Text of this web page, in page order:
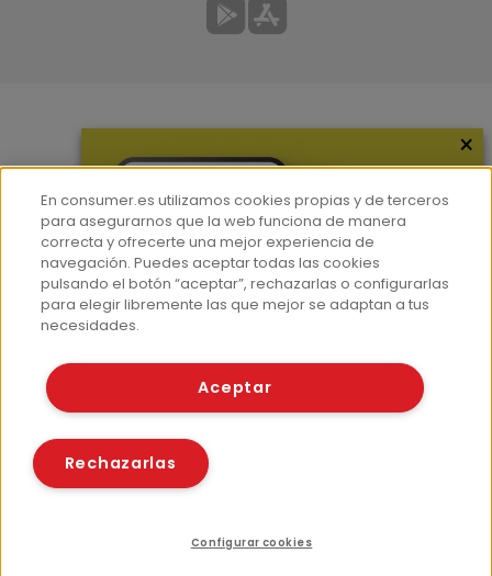
Hemeroteca
Contacto
Prensa
Corpus Lingüístico Consumer
© Fundación EROSKI
Políticas de cookies
×
En consumer.es utilizamos cookies propias y de terceros
para asegurarnos que la web funciona de manera
correcta y ofrecerte una mejor experiencia de
navegación. Puedes aceptar todas las cookies
pulsando el botón “aceptar”, rechazarlas o configurarlas
para elegir libremente las que mejor se adaptan a tus
necesidades.
Aceptar
Rechazarlas
Configurar cookies